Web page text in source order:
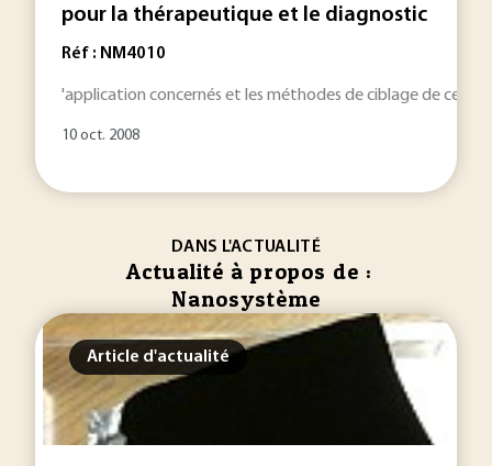
pour la thérapeutique et le diagnostic
Réf : NM4010
'application concernés et les méthodes de ciblage de ces
10 oct. 2008
DANS L'ACTUALITÉ
Actualité à propos de :
Nanosystème
Article d'actualité